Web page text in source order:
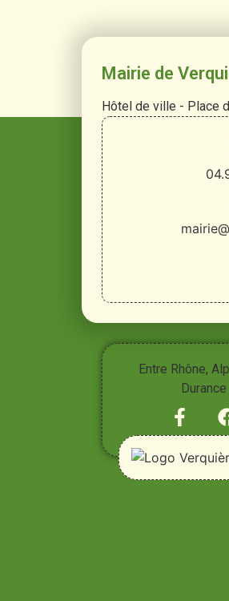
Mairie de
Hôtel de ville - Place
Entre Rhône,
Durance